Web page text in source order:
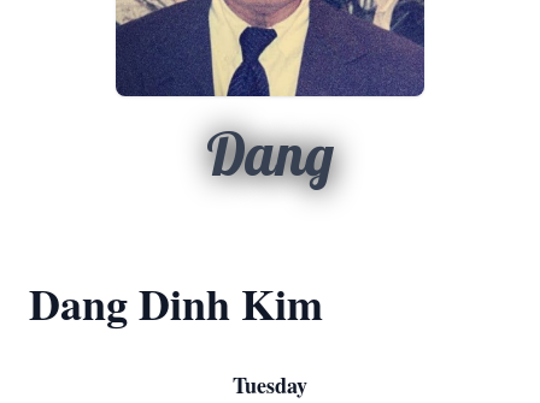
Dang
Dang Dinh Kim
Tuesday